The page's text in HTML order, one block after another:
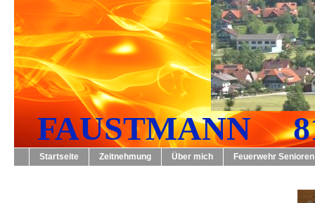
FAUSTMANN
Startseite Zeitnehmung Über mich Feuerwehr Senioren